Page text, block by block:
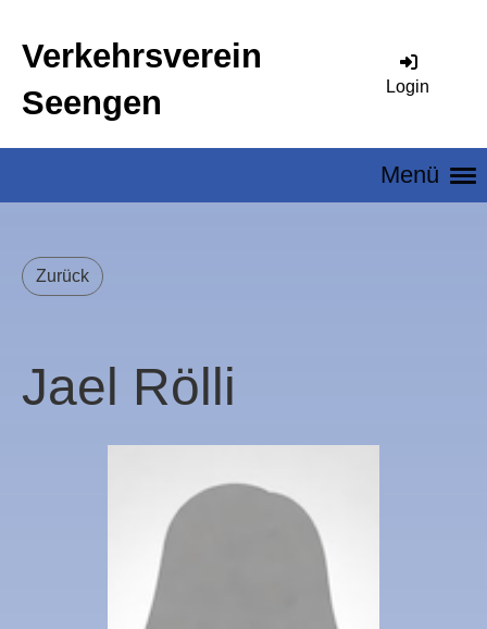
Verkehrsverein
Seengen
Login
Menü
Zurück
Jael Rölli